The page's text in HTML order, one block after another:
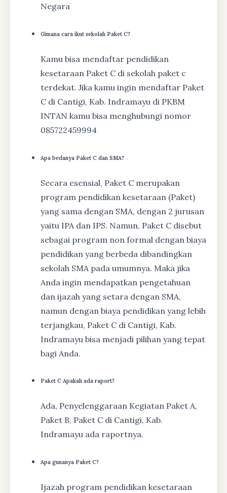
Negara
Gimana cara ikut sekolah Paket C?
Kamu bisa mendaftar pendidikan
kesetaraan Paket C di sekolah paket c
terdekat. Jika kamu ingin mendaftar Paket
C di Cantigi, Kab. Indramayu di PKBM
INTAN kamu bisa menghubungi nomor
085722459994
Apa bedanya Paket C dan SMA?
Secara esensial, Paket C merupakan
program pendidikan kesetaraan (Paket)
yang sama dengan SMA, dengan 2 jurusan
yaitu IPA dan IPS. Namun, Paket C disebut
sebagai program non formal dengan biaya
pendidikan yang berbeda dibandingkan
sekolah SMA pada umumnya. Maka jika
Anda ingin mendapatkan pengetahuan
dan ijazah yang setara dengan SMA,
namun dengan biaya pendidikan yang lebih
terjangkau, Paket C di Cantigi, Kab.
Indramayu bisa menjadi pilihan yang tepat
bagi Anda.
Paket C Apakah ada raport?
Ada, Penyelenggaraan Kegiatan Paket A,
Paket B, Paket C di Cantigi, Kab.
Indramayu ada raportnya.
Apa gunanya Paket C?
Ijazah program pendidikan kesetaraan